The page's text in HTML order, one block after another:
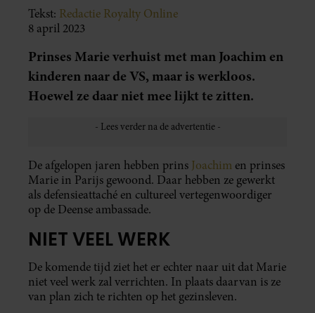
Tekst: Redactie Royalty Online
8 april 2023
Prinses Marie verhuist met man Joachim en
kinderen naar de VS, maar is werkloos.
Hoewel ze daar niet mee lijkt te zitten.
De afgelopen jaren hebben prins Joachim en prinses
Marie in Parijs gewoond. Daar hebben ze gewerkt
als defensieattaché en cultureel vertegenwoordiger
op de Deense ambassade.
NIET VEEL WERK
De komende tijd ziet het er echter naar uit dat Marie
niet veel werk zal verrichten. In plaats daarvan is ze
van plan zich te richten op het gezinsleven.